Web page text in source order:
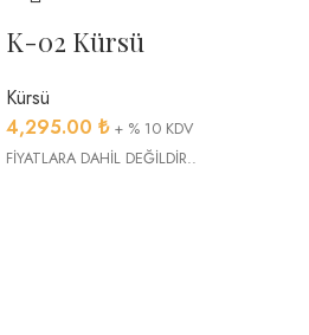
K-02 Kürsü
Kürsü
4,295.00 ₺ + % 10 KDV
FİYATLARA DAHİL DEĞİLDİR..